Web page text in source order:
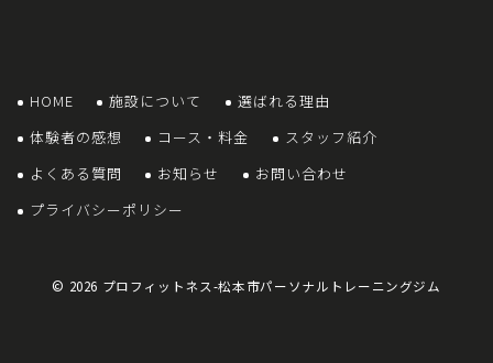
HOME 施設について
選ばれる理由
体験者の感想
コース・料金
スタッフ紹介
よくある質問
お知らせ
お問い合わせ
プライバシーポリシー
© 2026 プロフィットネス-松本市パーソナルトレーニングジム